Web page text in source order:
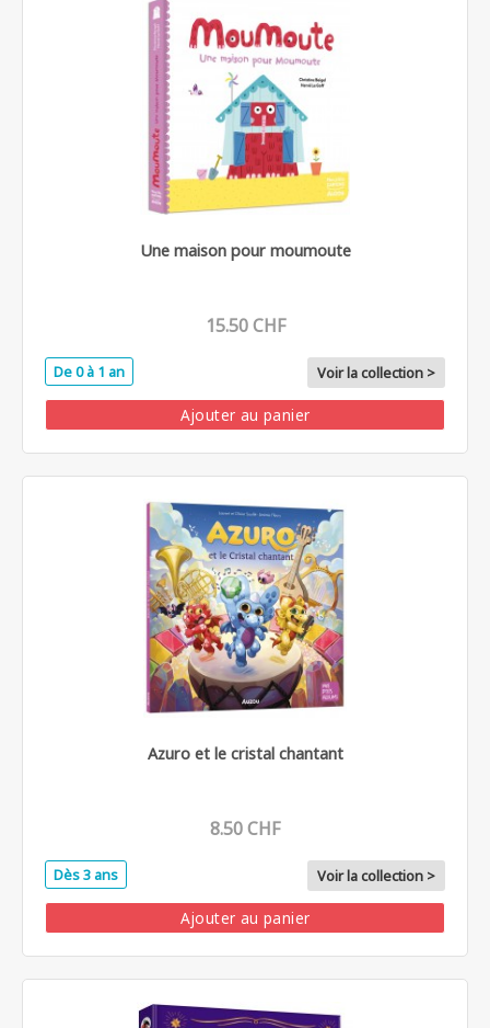
Une maison pour moumoute
15.50 CHF
De 0 à 1 an Voir la collection >
Ajouter au panier
Azuro et le cristal chantant
8.50 CHF
Dès 3 ans Voir la collection >
Ajouter au panier